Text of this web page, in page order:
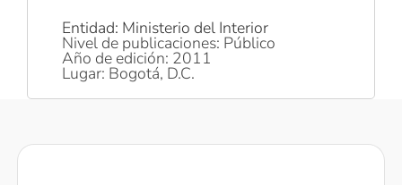
Entidad: Ministerio del Interior
Nivel de publicaciones: Público
Año de edición: 2011
Lugar: Bogotá, D.C.